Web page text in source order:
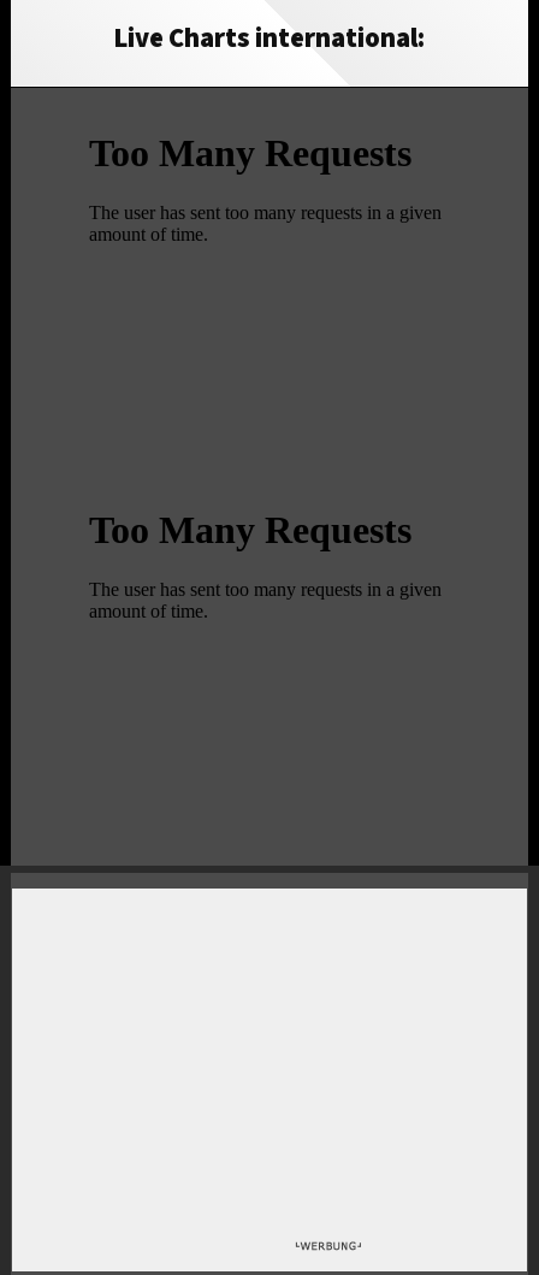
Live Charts international: